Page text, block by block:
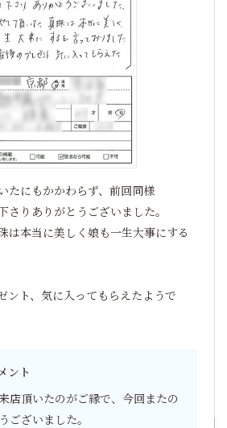
たにもかかわらず、前回同様
さりありがとうございました。
は本当に美しく娘も一生大事にする
ント、気に入ってもらえたようで
ント
店頂いたのがご縁で、今回またの
ございました。